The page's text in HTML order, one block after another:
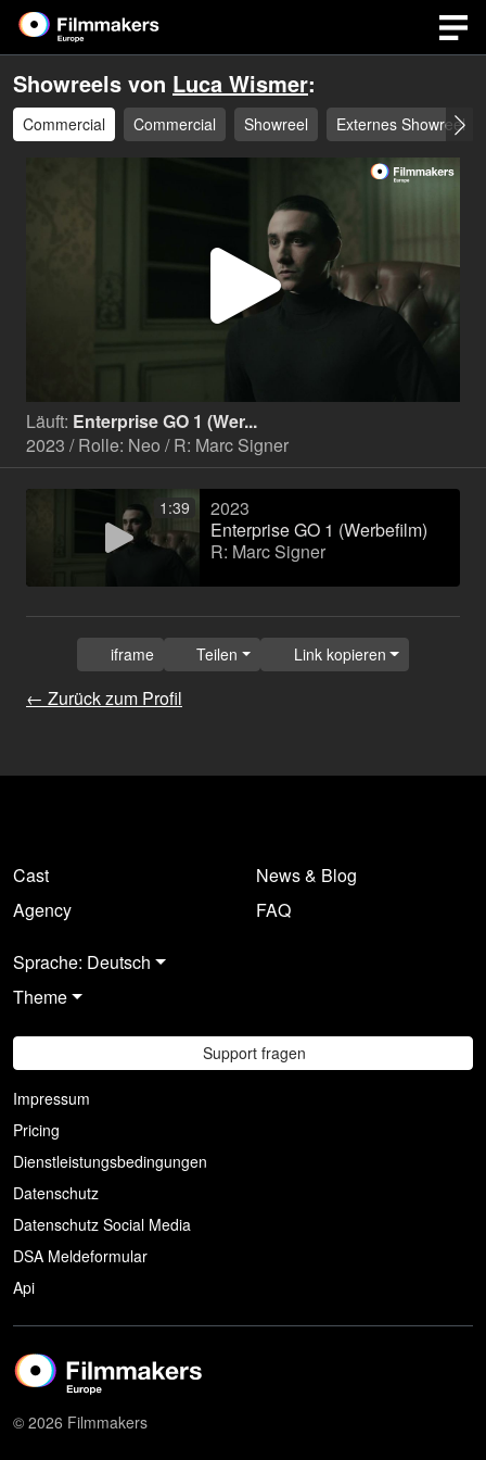
Showreels von Luca Wismer:
Commercial Commercial Showreel Externes Showreel
Video
Läuft: Enterprise GO 1 (Wer...
2023 / Rolle: Neo / R: Marc Signer
1:39
2023
Enterprise GO 1 (Werbefilm)
R: Marc Signer
← Zurück zum Profil
iframe Teilen Link kopieren
Cast
Agency
News & Blog
FAQ
Sprache: Deutsch
Theme
Support fragen
Impressum
Pricing
Dienstleistungsbedingungen
Datenschutz
Datenschutz Social Media
DSA Meldeformular
Api
© 2026 Filmmakers